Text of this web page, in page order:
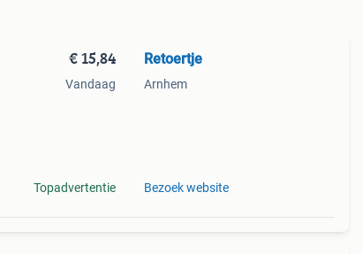
€ 15,84
Vandaag
Topadvertentie
Retoertje
Arnhem
Bezoek website